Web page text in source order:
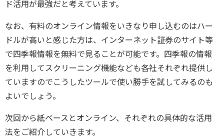
ド活用が最強だと考えています。
なお、有料のオンライン情報をいきなり申し込むのはハー
ドルが高いと感じた方は、インターネット証券のサイト等
で四季報情報を無料で見ることが可能です。四季報の情報
を利用してスクリーニング機能なども各社それぞれ提供し
ていますのでこうしたツールで使い勝手を試してみるのも
よいでしょう。
次回から紙ベースとオンライン、それぞれの具体的な活用
法をご紹介していきます。